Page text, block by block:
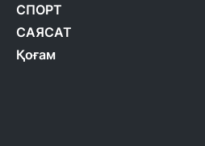
СПОРТ
САЯСАТ
Қоғам